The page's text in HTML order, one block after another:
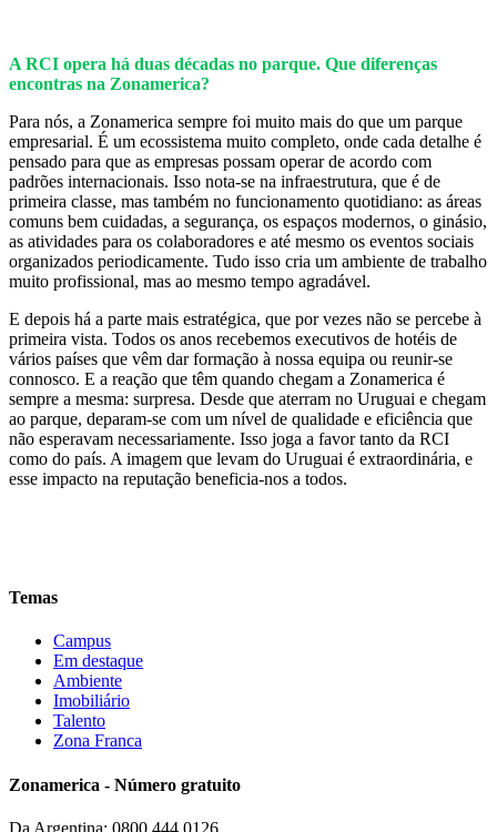
A RCI opera há duas décadas no parque. Que diferenças
encontras na Zonamerica?
Para nós, a Zonamerica sempre foi muito mais do que um parque
empresarial. É um ecossistema muito completo, onde cada detalhe é
pensado para que as empresas possam operar de acordo com
padrões internacionais. Isso nota-se na infraestrutura, que é de
primeira classe, mas também no funcionamento quotidiano: as áreas
comuns bem cuidadas, a segurança, os espaços modernos, o ginásio,
as atividades para os colaboradores e até mesmo os eventos sociais
organizados periodicamente. Tudo isso cria um ambiente de trabalho
muito profissional, mas ao mesmo tempo agradável.
E depois há a parte mais estratégica, que por vezes não se percebe à
primeira vista. Todos os anos recebemos executivos de hotéis de
vários países que vêm dar formação à nossa equipa ou reunir-se
connosco. E a reação que têm quando chegam a Zonamerica é
sempre a mesma: surpresa. Desde que aterram no Uruguai e chegam
ao parque, deparam-se com um nível de qualidade e eficiência que
não esperavam necessariamente. Isso joga a favor tanto da RCI
como do país. A imagem que levam do Uruguai é extraordinária, e
esse impacto na reputação beneficia-nos a todos.
Temas
Campus
Em destaque
Ambiente
Imobiliário
Talento
Zona Franca
Zonamerica - Número gratuito
Da Argentina: 0800 444 0126